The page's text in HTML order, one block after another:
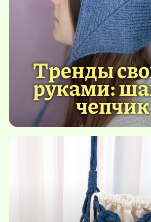
Тренды
руками:
чепчик